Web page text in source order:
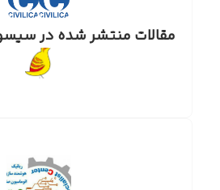
مقالات منتشر شده در